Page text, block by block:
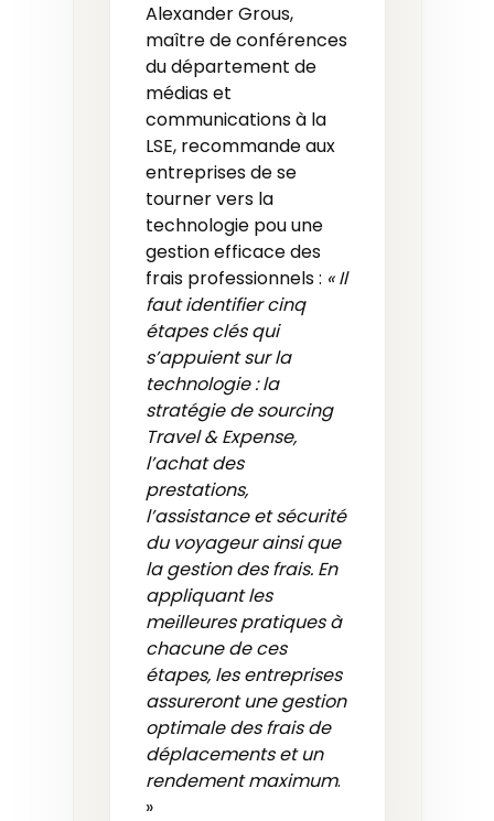
Alexander Grous,
maître de conférences
du département de
médias et
communications à la
LSE, recommande aux
entreprises de se
tourner vers la
technologie pou une
gestion efficace des
frais professionnels : « Il
faut identifier cinq
étapes clés qui
s’appuient sur la
technologie : la
stratégie de sourcing
Travel & Expense,
l’achat des
prestations,
l’assistance et sécurité
du voyageur ainsi que
la gestion des frais. En
appliquant les
meilleures pratiques à
chacune de ces
étapes, les entreprises
assureront une gestion
optimale des frais de
déplacements et un
rendement maximum.
»